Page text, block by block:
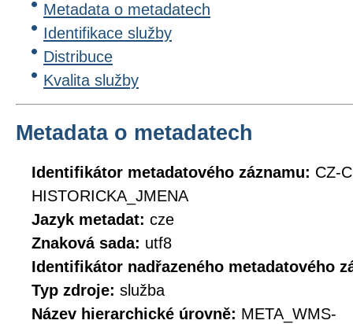
Metadata o metadatech
Identifikace služby
Distribuce
Kvalita služby
Metadata o metadatech
Identifikátor metadatového záznamu: CZ-
HISTORICKA_JMENA
Jazyk metadat: cze
Znaková sada: utf8
Identifikátor nadřazeného metadatového
Typ zdroje: služba
Název hierarchické úrovně: META_WMS-